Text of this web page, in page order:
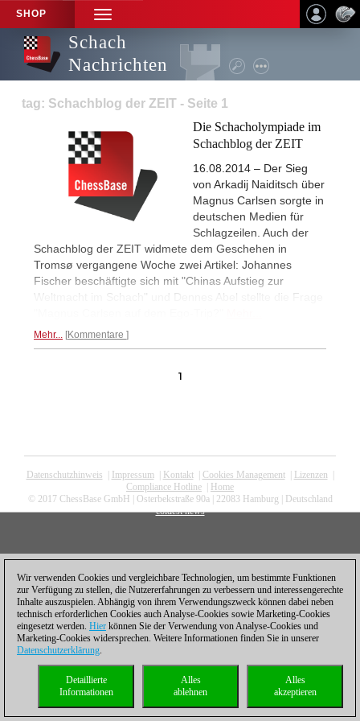
SHOP
TOGGLE
NAVIGATION
Schach
Nachrichten
tag: Schachblog der ZEIT - Seite 1
Die Schacholympiade im
Schachblog der ZEIT
16.08.2014 – Der Sieg
von Arkadij Naiditsch über
Magnus Carlsen sorgte in
deutschen Medien für
Schlagzeilen. Auch der
Schachblog der ZEIT widmete dem Geschehen in
Tromsø vergangene Woche zwei Artikel: Johannes
Fischer beschäftigte sich mit "Chinas Aufstieg zur
Weltmacht im Schach" und Dennes Abel stellte die Frage
Mehr... Kommentare
1
Datenschutzhinweis Impressum| Kontakt| Cookies Management| Lizenzen
Compliance Hotline
Home
© 2017 ChessBase GmbH | Osterbekstraße 90a | 22083 Hamburg | Deutschland
coldest news
Wir verwenden Cookies und vergleichbare Technologien, um bestimmte Funktionen
zur Verfügung zu stellen, die Nutzererfahrungen zu verbessern und interessengerechte
Inhalte auszuspielen. Abhängig von ihrem Verwendungszweck können dabei neben
technisch erforderlichen Cookies auch Analyse-Cookies sowie Marketing-Cookies
eingesetzt werden. Hier können Sie der Verwendung von Analyse-Cookies und
Marketing-Cookies widersprechen. Weitere Informationen finden Sie in unserer
Datenschutzerklärung.
Alles
akzeptieren
Alles
ablehnen
Detaillierte
Informationen